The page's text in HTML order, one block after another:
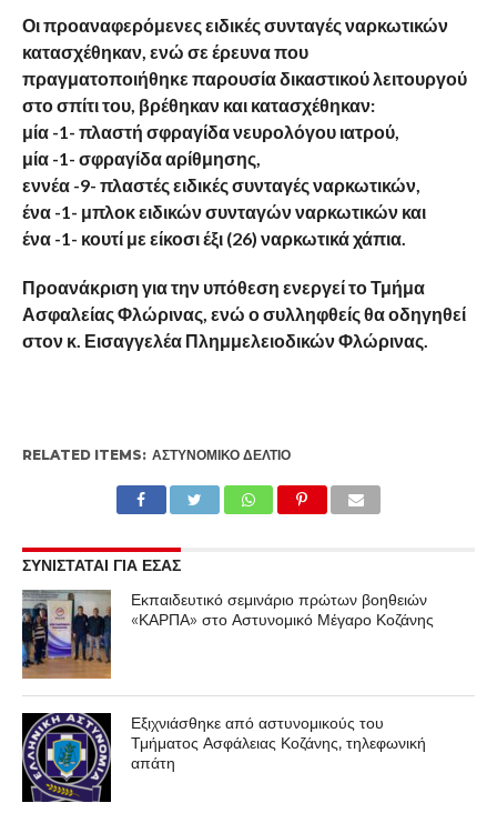
Οι προαναφερόμενες ειδικές συνταγές ναρκωτικών
κατασχέθηκαν, ενώ σε έρευνα που
πραγματοποιήθηκε παρουσία δικαστικού λειτουργού
στο σπίτι του, βρέθηκαν και κατασχέθηκαν:
μία -1- πλαστή σφραγίδα νευρολόγου ιατρού,
μία -1- σφραγίδα αρίθμησης,
εννέα -9- πλαστές ειδικές συνταγές ναρκωτικών,
ένα -1- μπλοκ ειδικών συνταγών ναρκωτικών και
ένα -1- κουτί με είκοσι έξι (26) ναρκωτικά χάπια.
Προανάκριση για την υπόθεση ενεργεί το Τμήμα
Ασφαλείας Φλώρινας, ενώ ο συλληφθείς θα οδηγηθεί
στον κ. Εισαγγελέα Πλημμελειοδικών Φλώρινας.
RELATED ITEMS: ΑΣΤΥΝΟΜΙΚΌ ΔΕΛΤΊΟ
ΣΥΝΙΣΤΑΤΑΙ ΓΙΑ ΕΣΑΣ
Εκπαιδευτικό σεμινάριο πρώτων βοηθειών
«ΚΑΡΠΑ» στο Αστυνομικό Μέγαρο Κοζάνης
Εξιχνιάσθηκε από αστυνομικούς του
Τμήματος Ασφάλειας Κοζάνης, τηλεφωνική
απάτη